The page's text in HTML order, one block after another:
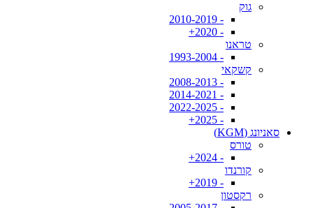
גוק
- 2010-2019
- 2020+
טראנו
- 1993-2004
קשקאי
- 2008-2013
- 2014-2021
- 2022-2025
- 2025+
סאניונג (KGM)
טורס
- 2024+
קורנדו
- 2019+
רקסטון